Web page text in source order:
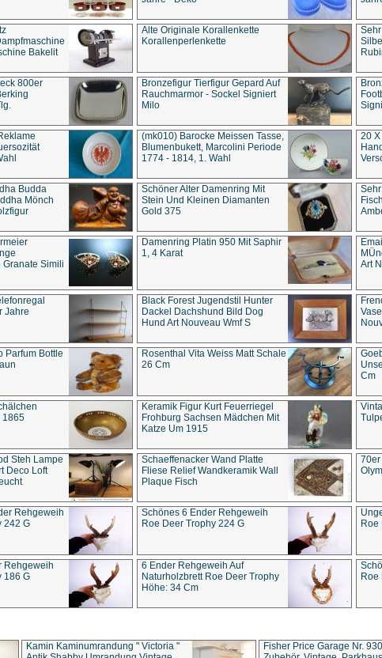
Bakelit
Alte Originale Korallenkette
Korallenperlenkette
800er
Bronzefigur Tierfigur Gepard Auf
Rauchmarmor - Sockel Signiert
Milo
(mk010) Barocke Meissen Tasse,
Blumenbukett, Marcolini Periode
1774 - 1814, 1. Wahl
20 X
Budda
Mönch
Schöner Alter Damenring Mit
Stein Und Kleinen Diamanten
Gold 375
Simili
Damenring Platin 950 Mit Saphir
1, 4 Karat
Art
Jahre
Black Forest Jugendstil Hunter
Dackel Dachshund Bild Dog
Hund Art Nouveau Wmf S
Parfum Bottle
Rosenthal Vita Weiss Matt Schale
26 Cm
Cm
1865
Keramik Figur Kurt Feuerriegel
Frohburg Sachsen Mädchen Mit
Katze Um 1915
Steh Lampe
Deco Loft
Schaeffenacker Wand Platte
Fliese Relief Wandkeramik Wall
Plaque Fisch
70er
Rehgeweih
242 G
Schönes 6 Ender Rehgeweih
Roe Deer Trophy 224 G
Roe
Rehgeweih
186 G
6 Ender Rehgeweih Auf
Naturholzbrett Roe Deer Trophy
Höhe: 34 Cm
Roe
Kamin Kaminumrandung " Victoria "
Fisher Price Garage Nr.